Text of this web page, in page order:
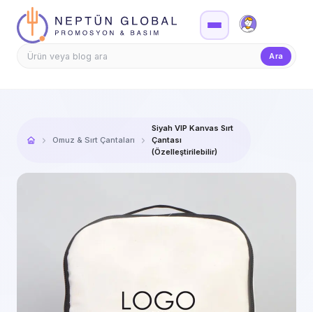
Firma Girişi
Ara
Omuz & Sırt Çantaları
Siyah VIP Kanvas Sırt
Çantası
(Özelleştirilebilir)